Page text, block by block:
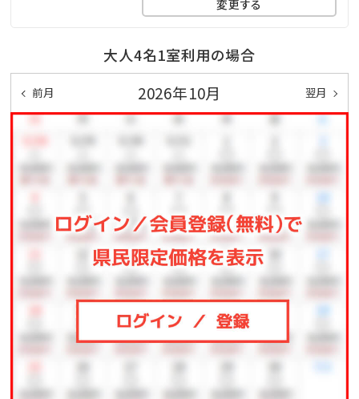
一緒に体を動かしてリフレッシュ！
◆バギー
4歳からご利用可能です。家族・友人と森の中を駆け抜
◆馬遊び
ヨナグニウマと触れ合えるプログラムをご用意しており
ます。
◆その他、館内施設の最新の営業詳細については、ホテ
ル公式ホームページをご確認ください。
変更する
大人4名1室利用の場合
前月 2026年10月 翌月